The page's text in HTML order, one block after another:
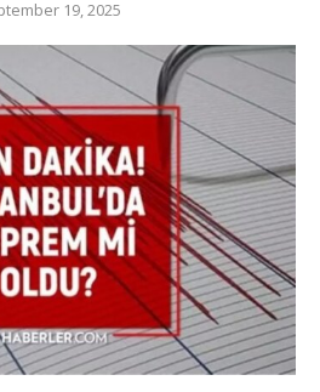
19, 2025